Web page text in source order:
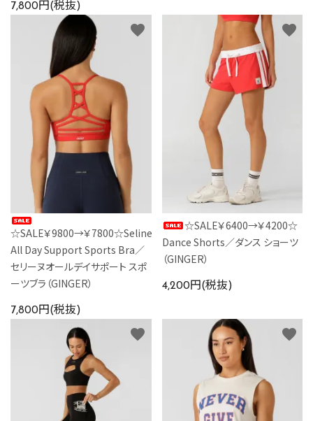
7,800円(税抜)
☆SALE￥9800→￥7800☆Seline
All Day Support Sports Bra／
セリーヌオールデイサポート スポ
ーツブラ（GINGER）
7,800円(税抜)
favorite
☆SALE￥6400→￥4200☆
Dance Shorts／ダンス ショーツ
（GINGER）
4,200円(税抜)
favorite
favorite favorite